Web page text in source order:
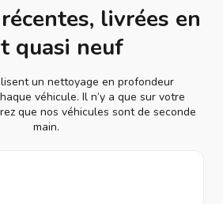
livrées en
quasi neuf
un nettoyage en profondeur
véhicule. Il n’y a que sur votre
que nos véhicules sont de seconde
main.